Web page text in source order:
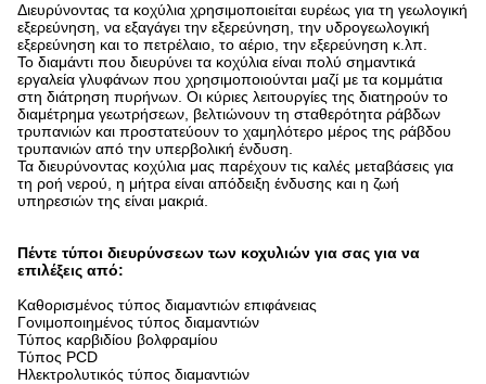
Διευρύνοντας τα κοχύλια χρησιμοποιείται ευρέως για τη γεωλογική
εξερεύνηση, να εξαγάγει την εξερεύνηση, την υδρογεωλογική
εξερεύνηση και το πετρέλαιο, το αέριο, την εξερεύνηση κ.λπ.
Το διαμάντι που διευρύνει τα κοχύλια είναι πολύ σημαντικά
εργαλεία γλυφάνων που χρησιμοποιούνται μαζί με τα κομμάτια
στη διάτρηση πυρήνων. Οι κύριες λειτουργίες της διατηρούν το
διαμέτρημα γεωτρήσεων, βελτιώνουν τη σταθερότητα ράβδων
τρυπανιών και προστατεύουν το χαμηλότερο μέρος της ράβδου
τρυπανιών από την υπερβολική ένδυση.
Τα διευρύνοντας κοχύλια μας παρέχουν τις καλές μεταβάσεις για
τη ροή νερού, η μήτρα είναι απόδειξη ένδυσης και η ζωή
υπηρεσιών της είναι μακριά.
Πέντε τύποι διευρύνσεων των κοχυλιών για σας για να
επιλέξεις από:
Καθορισμένος τύπος διαμαντιών επιφάνειας
Γονιμοποιημένος τύπος διαμαντιών
Τύπος καρβιδίου βολφραμίου
Τύπος PCD
Ηλεκτρολυτικός τύπος διαμαντιών